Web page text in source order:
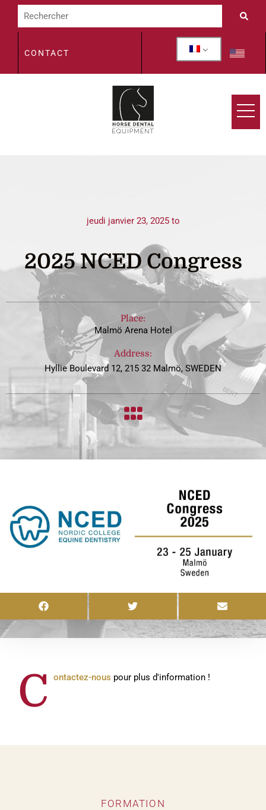
CONTACT
jeudi janvier 23, 2025 to
2025 NCED Congress
Place:
Malmö Arena Hotel
Address:
Hyllie Boulevard 12, 215 32 Malmö, SWEDEN
C ontactez-nous pour plus d'information !
FORMATION